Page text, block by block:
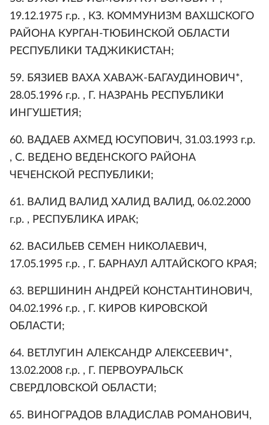
19.12.1975 г.р. , КЗ. КОММУНИЗМ ВАХШСКОГО
РАЙОНА КУРГАН-ТЮБИНСКОЙ ОБЛАСТИ
РЕСПУБЛИКИ ТАДЖИКИСТАН;
59. БЯЗИЕВ ВАХА ХАВАЖ-БАГАУДИНОВИЧ*,
28.05.1996 г.р. , Г. НАЗРАНЬ РЕСПУБЛИКИ
ИНГУШЕТИЯ;
60. ВАДАЕВ АХМЕД ЮСУПОВИЧ, 31.03.1993 г.р.
, С. ВЕДЕНО ВЕДЕНСКОГО РАЙОНА
ЧЕЧЕНСКОЙ РЕСПУБЛИКИ;
61. ВАЛИД ВАЛИД ХАЛИД ВАЛИД, 06.02.2000
г.р. , РЕСПУБЛИКА ИРАК;
62. ВАСИЛЬЕВ СЕМЕН НИКОЛАЕВИЧ,
17.05.1995 г.р. , Г. БАРНАУЛ АЛТАЙСКОГО КРАЯ;
63. ВЕРШИНИН АНДРЕЙ КОНСТАНТИНОВИЧ,
04.02.1996 г.р. , Г. КИРОВ КИРОВСКОЙ
ОБЛАСТИ;
64. ВЕТЛУГИН АЛЕКСАНДР АЛЕКСЕЕВИЧ*,
13.02.2008 г.р. , Г. ПЕРВОУРАЛЬСК
СВЕРДЛОВСКОЙ ОБЛАСТИ;
65. ВИНОГРАДОВ ВЛАДИСЛАВ РОМАНОВИЧ,